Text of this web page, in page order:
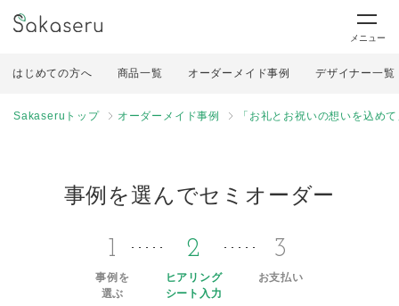
メニュー
はじめての方へ 商品一覧 オーダーメイド事例 デザイナー一覧
Sakaseruトップ オーダーメイド事例 「お礼とお祝いの想いを込め
事例を選んでセミオーダー
1
事例を
選ぶ
2
ヒアリング
シート入力
3
お支払い